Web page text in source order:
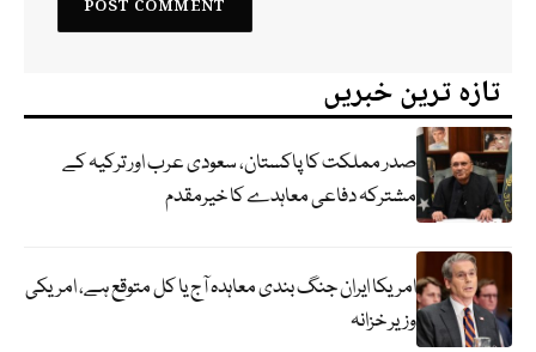
تازہ ترین خبریں
صدر مملکت کا پاکستان، سعودی عرب اور ترکیہ کے
مشترکہ دفاعی معاہدے کا خیرمقدم
امریکا ایران جنگ بندی معاہدہ آج یا کل متوقع ہے، امریکی
وزیر خزانہ